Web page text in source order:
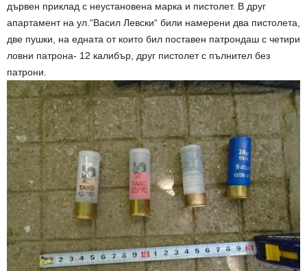
дървен приклад с неустановена марка и пистолет. В друг
апартамент на ул.“Васил Левски“ били намерени два пистолета,
две пушки, на едната от които бил поставен патрондаш с четири
ловни патрона- 12 калибър, друг пистолет с пълнител без
патрони.